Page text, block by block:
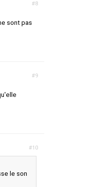
#8
sont pas
#9
#10
le son